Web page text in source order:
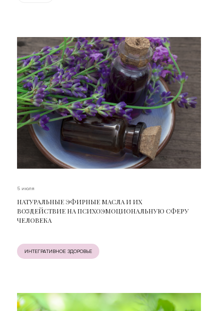
5 июля
НАТУРАЛЬНЫЕ ЭФИРНЫЕ МАСЛА И ИХ
ВОЗДЕЙСТВИЕ НА ПСИХОЭМОЦИОНАЛЬНУЮ СФЕРУ
ЧЕЛОВЕКА
ИНТЕГРАТИВНОЕ ЗДОРОВЬЕ